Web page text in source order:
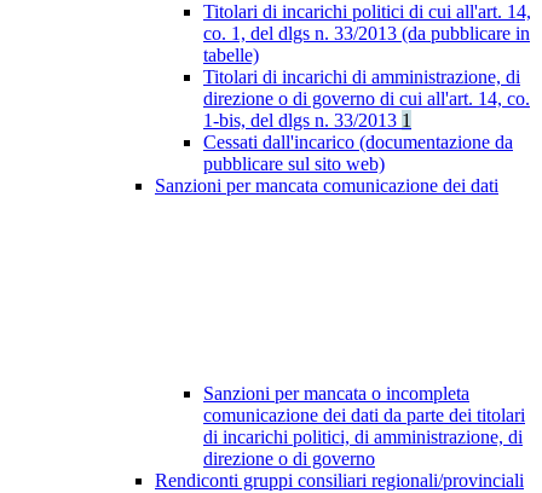
Titolari di incarichi politici di cui all'art. 14,
co. 1, del dlgs n. 33/2013 (da pubblicare in
tabelle)
Titolari di incarichi di amministrazione, di
direzione o di governo di cui all'art. 14, co.
1-bis, del dlgs n. 33/2013 1
Cessati dall'incarico (documentazione da
pubblicare sul sito web)
Sanzioni per mancata comunicazione dei dati
Sanzioni per mancata o incompleta
comunicazione dei dati da parte dei titolari
di incarichi politici, di amministrazione, di
direzione o di governo
Rendiconti gruppi consiliari regionali/provinciali